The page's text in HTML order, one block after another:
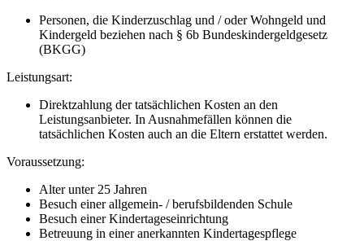
Personen, die Kinderzuschlag und / oder Wohngeld und
Kindergeld beziehen nach § 6b Bundeskindergeldgesetz
(BKGG)
Leistungsart:
Direktzahlung der tatsächlichen Kosten an den
Leistungsanbieter. In Ausnahmefällen können die
tatsächlichen Kosten auch an die Eltern erstattet werden.
Voraussetzung:
Alter unter 25 Jahren
Besuch einer allgemein- / berufsbildenden Schule
Besuch einer Kindertageseinrichtung
Betreuung in einer anerkannten Kindertagespflege